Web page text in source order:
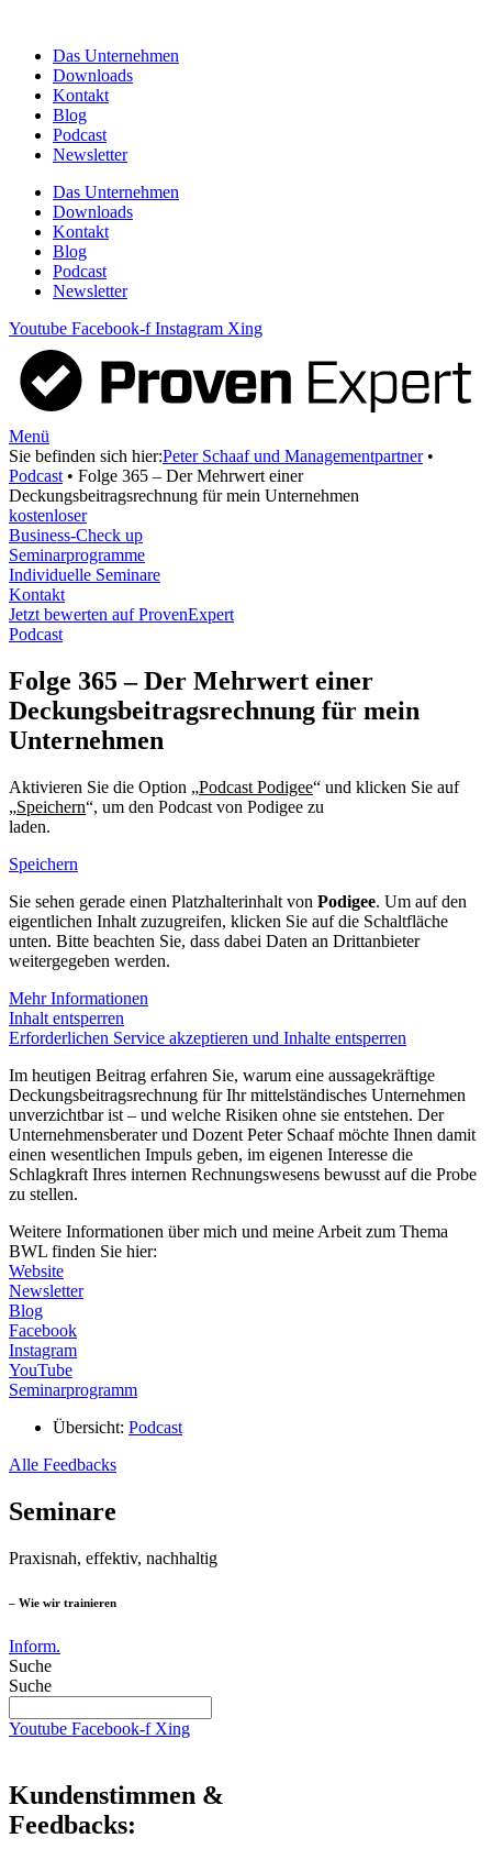
springenDas Unternehmen
Downloads
Kontakt
Blog
Podcast
Newsletter
Das Unternehmen
Downloads
Kontakt
Blog
Podcast
Newsletter
Youtube Facebook-f Instagram Xing
Menü
Sie befinden sich hier:Peter Schaaf und Managementpartner•
Podcast • Folge 365 – Der Mehrwert einer
Deckungsbeitragsrechnung für mein Unternehmen
kostenloser
Business-Check up
Seminarprogramme
Individuelle Seminare
Kontakt
Jetzt bewerten auf ProvenExpert
Podcast
Folge 365 – Der Mehrwert einer
Deckungsbeitragsrechnung für mein
Unternehmen
Aktivieren Sie die Option „Podcast Podigee“ und klicken Sie auf
„Speichern“, um den Podcast von Podigee zu
laden.
Speichern
Sie sehen gerade einen Platzhalterinhalt von Podigee. Um auf den
eigentlichen Inhalt zuzugreifen, klicken Sie auf die Schaltfläche
unten. Bitte beachten Sie, dass dabei Daten an Drittanbieter
weitergegeben werden.
Mehr Informationen
Inhalt entsperren
Erforderlichen Service akzeptieren und Inhalte entsperren
Im heutigen Beitrag erfahren Sie, warum eine aussagekräftige
Deckungsbeitragsrechnung für Ihr mittelständisches Unternehmen
unverzichtbar ist – und welche Risiken ohne sie entstehen. Der
Unternehmensberater und Dozent Peter Schaaf möchte Ihnen damit
einen wesentlichen Impuls geben, im eigenen Interesse die
Schlagkraft Ihres internen Rechnungswesens bewusst auf die Probe
zu stellen.
Weitere Informationen über mich und meine Arbeit zum Thema
BWL finden Sie hier:
Website
Newsletter
Blog
Facebook
Instagram
YouTube
Seminarprogramm
Übersicht: Podcast
Alle Feedbacks
Seminare
Praxisnah, effektiv, nachhaltig
– Wie wir trainieren
Inform.
Suche
Suche
Youtube Facebook-f Xing
Kundenstimmen &
Feedbacks: